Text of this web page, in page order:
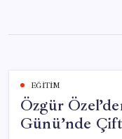
content
EĞITIM
Özgür
Günü’nde